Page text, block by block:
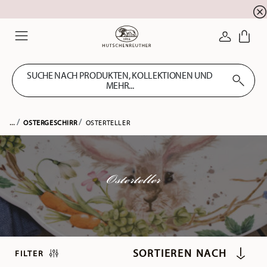
SUCHE NACH PRODUKTEN, KOLLEKTIONEN UND
MEHR...
... OSTERGESCHIRR OSTERTELLER
Osterteller
FILTER